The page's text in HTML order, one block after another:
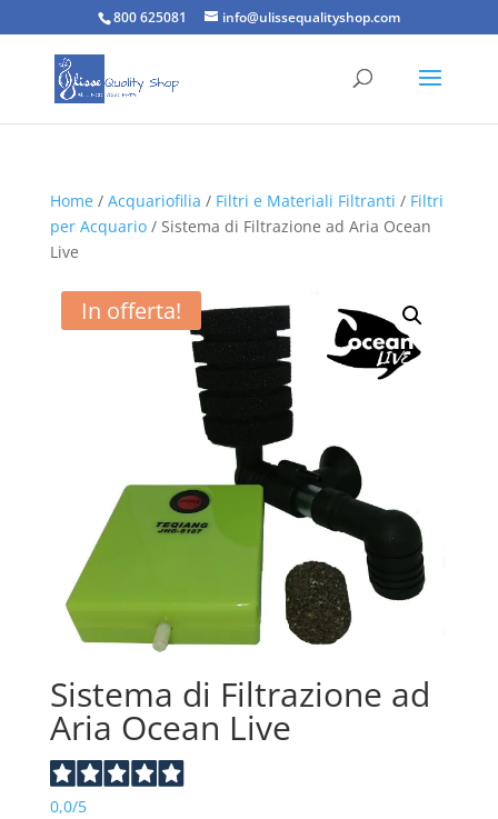
800 625081 info@ulissequalityshop.com
Home/ Acquariofilia / Filtri e Materiali Filtranti / Filtri
per Acquario/ Sistema di Filtrazione ad Aria Ocean
Live
In offerta!
Sistema di Filtrazione ad
Aria Ocean Live
0,0/5